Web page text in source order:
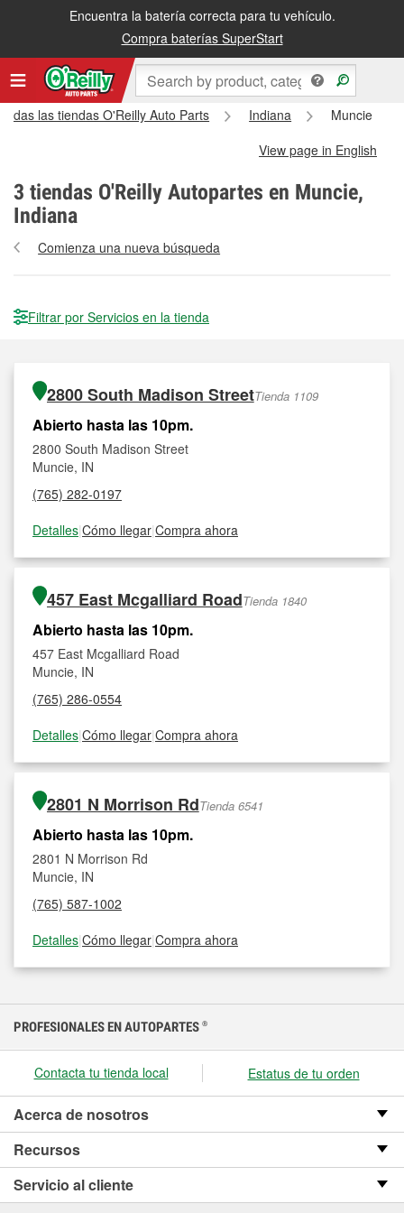
Encuentra la batería correcta para tu vehículo.
Compra baterías SuperStart
Todas las tiendas O'Reilly Auto Parts Indiana
Muncie
View page in English
3 tiendas O'Reilly Autopartes en Muncie,
Indiana
Comienza una nueva búsqueda
Filtrar por Servicios en la tienda
2800 South Madison StreetTienda 1109
Abierto hasta las 10pm.
2800 South Madison Street
Muncie, IN
(765) 282-0197
Detalles|Cómo llegar|Compra ahora
457 East Mcgalliard RoadTienda 1840
Abierto hasta las 10pm.
457 East Mcgalliard Road
Muncie, IN
(765) 286-0554
Detalles|Cómo llegar|Compra ahora
2801 N Morrison RdTienda 6541
Abierto hasta las 10pm.
2801 N Morrison Rd
Muncie, IN
(765) 587-1002
Detalles|Cómo llegar|Compra ahora
PROFESIONALES EN AUTOPARTES ®
Contacta tu tienda local Estatus de tu orden
Acerca de nosotros
Recursos
Servicio al cliente